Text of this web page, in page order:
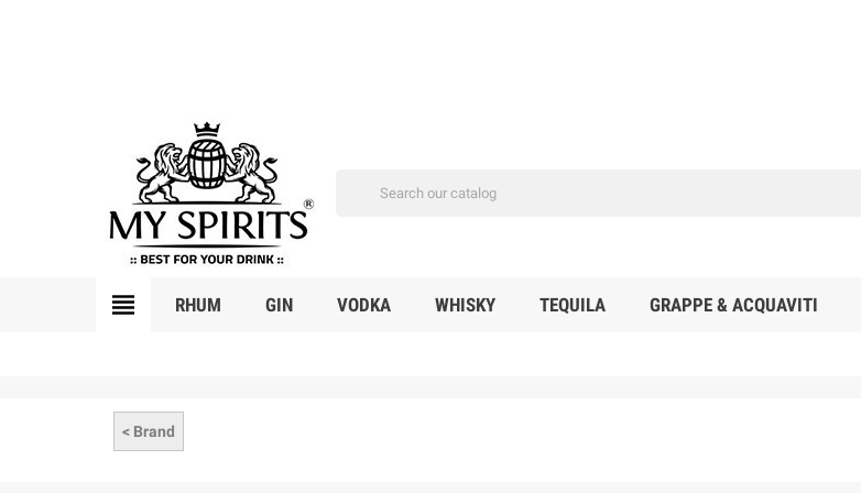
view_headline RHUM GIN VODKA WHISKY TEQUILA GRAPPE & ACQUAVITI
< Brand